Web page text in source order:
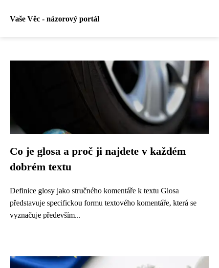
Vaše Věc - názorový portál
Co je glosa a proč ji najdete v každém
dobrém textu
Definice glosy jako stručného komentáře k textu Glosa
představuje specifickou formu textového komentáře, která se
vyznačuje především...